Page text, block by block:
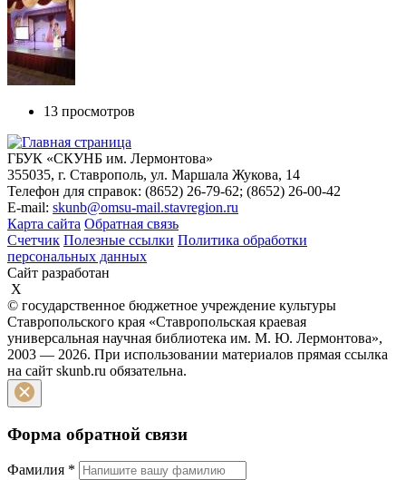
13 просмотров
ГБУК «СКУНБ им. Лермонтова»
355035, г. Ставрополь, ул. Маршала Жукова, 14
Телефон для справок: (8652) 26-79-62; (8652) 26-00-42
E-mail: skunb@omsu-mail.stavregion.ru
Карта сайта Обратная связь
Счетчик Полезные ссылки Политика обработки
персональных данных
Сайт разработан
X
© государственное бюджетное учреждение культуры
Ставропольского края «Ставропольская краевая
универсальная научная библиотека им. М. Ю. Лермонтова»,
2003 — 2026. При использовании материалов прямая ссылка
на сайт skunb.ru обязательна.
Форма обратной связи
Фамилия *